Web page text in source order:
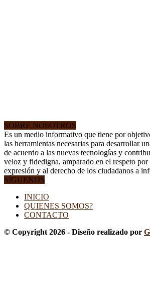
SOBRE NOSOTROS
Es un medio informativo que tiene por
las herramientas necesarias para desarrollar
de acuerdo a las nuevas tecnologías y
veloz y fidedigna, amparado en el respeto
expresión y al derecho de los ciudadanos a
SÍGUENOS
INICIO
QUIENES SOMOS?
CONTACTO
© Copyright 2026 - Diseño realizado por